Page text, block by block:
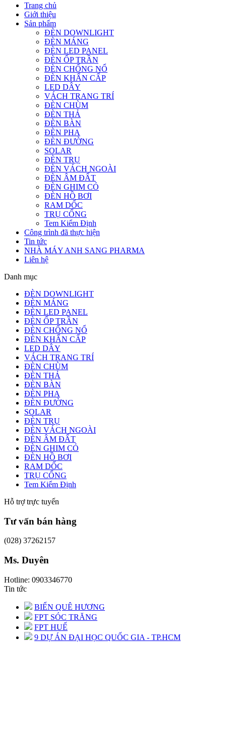
Trang chủ
Giới thiệu
Sản phẩm
ĐÈN DOWNLIGHT
ĐÈN MÁNG
ĐÈN LED PANEL
ĐÈN ỐP TRẦN
ĐÈN CHỐNG NỔ
ĐÈN KHẨN CẤP
LED DÂY
VÁCH TRANG TRÍ
ĐÈN CHÙM
ĐÈN THẢ
ĐÈN BÀN
ĐÈN PHA
ĐÈN ĐƯỜNG
SOLAR
ĐÈN TRỤ
ĐÈN VÁCH NGOÀI
ĐÈN ÂM ĐẤT
ĐÈN GHIM CỎ
ĐÈN HỒ BƠI
RAM DỐC
TRỤ CỔNG
Tem Kiểm Định
Công trình đã thực hiện
Tin tức
NHÀ MÁY ANH SANG PHARMA
Liên hệ
Danh mục
ĐÈN DOWNLIGHT
ĐÈN MÁNG
ĐÈN LED PANEL
ĐÈN ỐP TRẦN
ĐÈN CHỐNG NỔ
ĐÈN KHẨN CẤP
LED DÂY
VÁCH TRANG TRÍ
ĐÈN CHÙM
ĐÈN THẢ
ĐÈN BÀN
ĐÈN PHA
ĐÈN ĐƯỜNG
SOLAR
ĐÈN TRỤ
ĐÈN VÁCH NGOÀI
ĐÈN ÂM ĐẤT
ĐÈN GHIM CỎ
ĐÈN HỒ BƠI
RAM DỐC
TRỤ CỔNG
Tem Kiểm Định
Hỗ trợ trực tuyến
Tư vấn bán hàng
(028) 37262157
Ms. Duyên
Hotline: 0903346770
Tin tức
BIỂN QUÊ HƯƠNG
FPT SÓC TRĂNG
FPT HUẾ
9 DỰ ÁN ĐẠI HỌC QUỐC GIA - TP.HCM